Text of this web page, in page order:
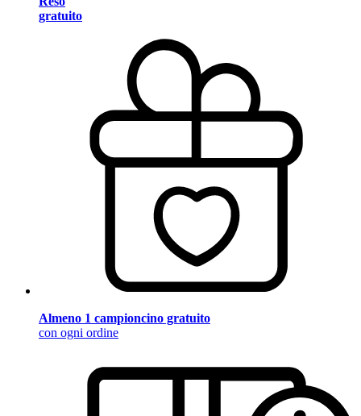
gratuito
Almeno 1 campioncino gratuito
con ogni ordine